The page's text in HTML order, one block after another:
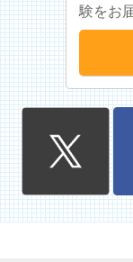
験をお